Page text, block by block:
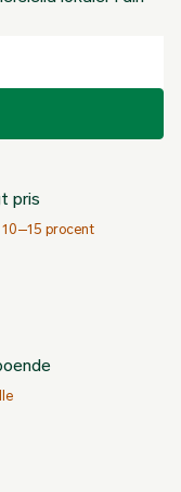
pris
procent